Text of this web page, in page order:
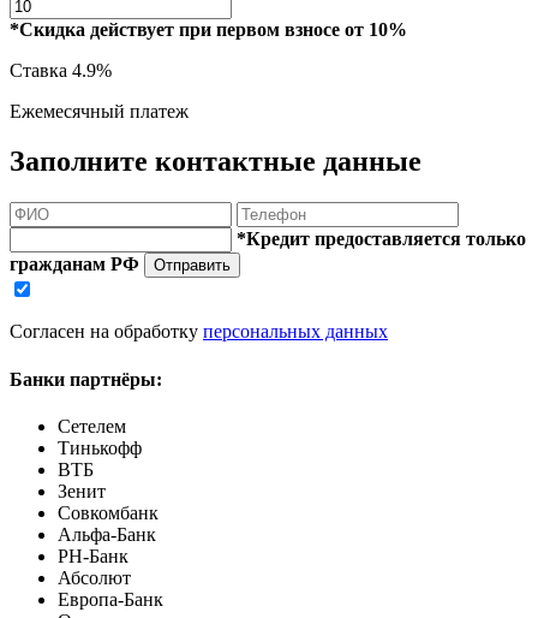
*Скидка действует при первом взносе от 10%
Ставка 4.9%
Ежемесячный платеж
Заполните контактные данные
*Кредит предоставляется только
гражданам РФ
Отправить
Согласен на обработку персональных данных
Банки партнёры:
Сетелем
Тинькофф
ВТБ
Зенит
Совкомбанк
Альфа-Банк
РН-Банк
Абсолют
Европа-Банк